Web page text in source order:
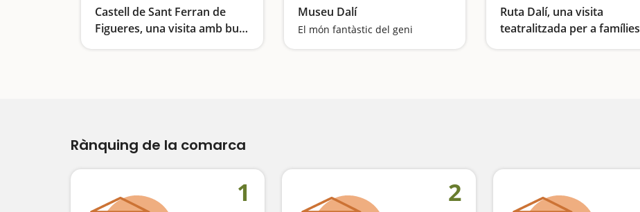
Castell de Sant Ferran de
Figueres, una visita amb bus
Una experiència per viure la història en família
Museu Dalí
El món fantàstic del geni
Ruta Dalí, una visita
teatralitzada per a famílies
Rànquing de la comarca
1 2